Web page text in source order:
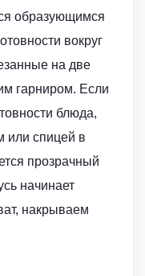
образующимся
вокруг
на две
гарниром. Если
блюда,
или спицей в
прозрачный
начинает
накрываем